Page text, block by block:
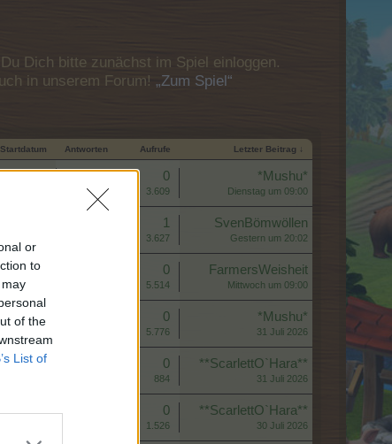
or
to
of the
List of
Dich bitte zunächst im Spiel einloggen.
in unserem Forum! „Zum Spiel“
Startdatum Antworten Aufrufe Letzter Beitrag ↓
Antworten: 0
Aufrufe: 3.609
*Mushu*
Dienstag um 09:00
1
3.627
SvenBömwöllen
Gestern um 20:02
0
5.514
FarmersWeisheit
Mittwoch um 09:00
0
5.776
*Mushu*
31 Juli 2026
0
884
**ScarlettO`Hara**
31 Juli 2026
0
1.526
**ScarlettO`Hara**
30 Juli 2026